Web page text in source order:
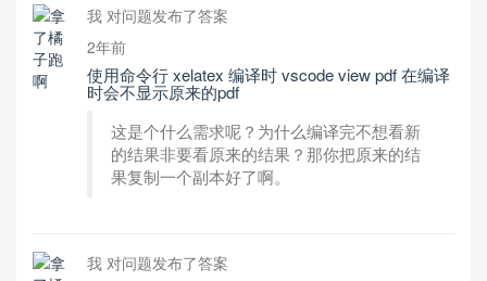
我 对问题发布了答案
2年前
使用命令行 xelatex 编译时 vscode view pdf 在编译
时会不显示原来的pdf
这是个什么需求呢？为什么编译完不想看新
的结果非要看原来的结果？那你把原来的结
果复制一个副本好了啊。
我 对问题发布了答案